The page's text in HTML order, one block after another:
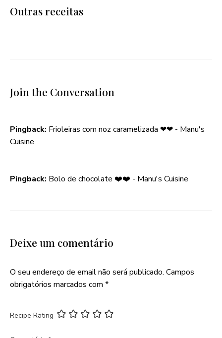
Outras receitas
Join the Conversation
Pingback: Frioleiras com noz caramelizada ❤❤ - Manu's
Cuisine
Pingback: Bolo de chocolate ❤️❤️ - Manu's Cuisine
Deixe um comentário
O seu endereço de email não será publicado. Campos
obrigatórios marcados com *
Recipe Rating